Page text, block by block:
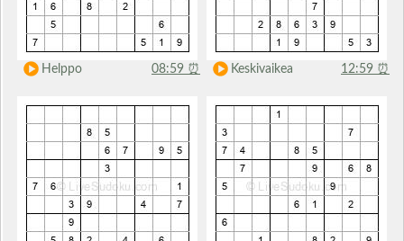
Helppo 08:59 ⏰ Keskivaikea 12:59 ⏰